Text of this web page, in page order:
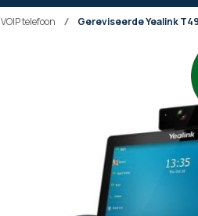
VOIP telefoon Gereviseerde Yealink